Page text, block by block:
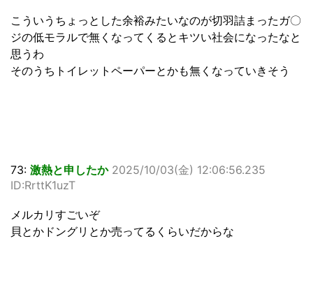
こういうちょっとした余裕みたいなのが切羽詰まったガ〇
ジの低モラルで無くなってくるとキツい社会になったなと
思うわ
そのうちトイレットペーパーとかも無くなっていきそう
73: 激熱と申したか 2025/10/03(金) 12:06:56.235
ID:RrttK1uzT
メルカリすごいぞ
貝とかドングリとか売ってるくらいだからな